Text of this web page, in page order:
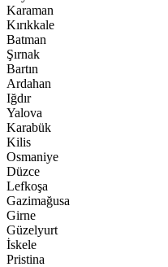
Karaman
Kırıkkale
Batman
Şırnak
Bartın
Ardahan
Iğdır
Yalova
Karabük
Kilis
Osmaniye
Düzce
Lefkoşa
Gazimağusa
Girne
Güzelyurt
İskele
Pristina